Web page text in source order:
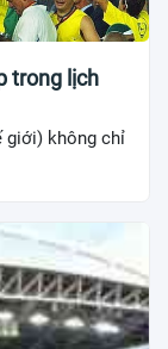
trong lịch
giới) không chỉ